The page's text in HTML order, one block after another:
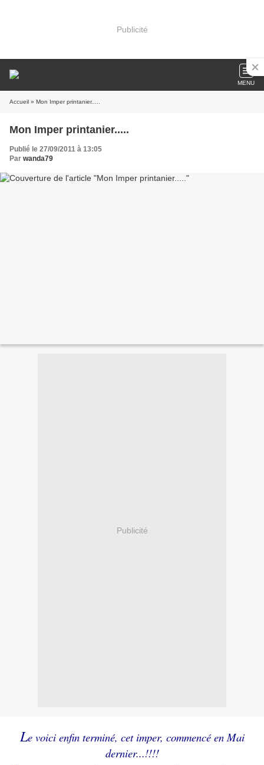
Publicité
MENU
Accueil » Mon Imper printanier.....
Mon Imper printanier.....
Publié le 27/09/2011 à 13:05
Par wanda79
Publicité
Le voici enfin terminé, cet imper, commencé en Mai
dernier...!!!!